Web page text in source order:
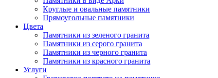
Круглые и овальные памятники
Прямоугольные памятники
Цвета
Памятники из зеленого гранита
Памятники из серого гранита
Памятники из черного гранита
Памятники из красного гранита
Услуги